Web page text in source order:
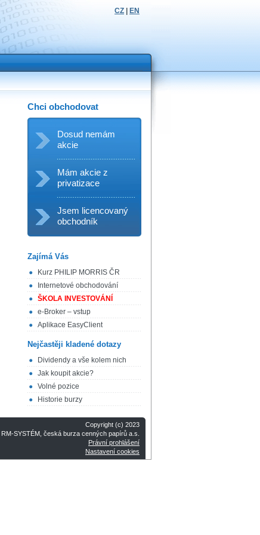
CZ EN
Chci obchodovat
Dosud nemám
akcie
Mám akcie z
privatizace
Jsem licencovaný
obchodník
Zajímá Vás
Kurz PHILIP MORRIS ČR
Internetové obchodování
ŠKOLA INVESTOVÁNÍ
e-Broker – vstup
Aplikace EasyClient
Nejčastěji kladené dotazy
Dividendy a vše kolem nich
Jak koupit akcie?
Volné pozice
Historie burzy
Copyright (c) 2023
RM-SYSTÉM, česká burza cenných papírů a.s.
Právní prohlášení
Nastavení cookies